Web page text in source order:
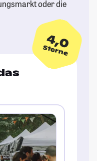
oder die
4,0
Sterne